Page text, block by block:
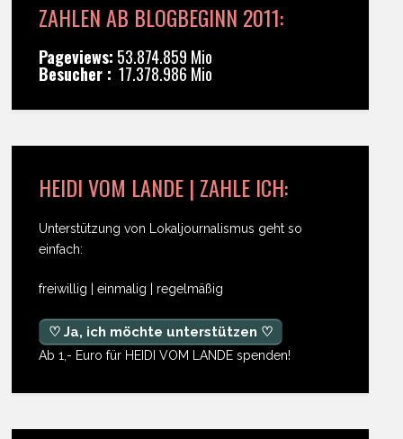
ZAHLEN AB BLOGBEGINN 2011:
Pageviews: 53.874.859 Mio
Besucher : 17.378.986 Mio
HEIDI VOM LANDE | ZAHLE ICH:
Unterstützung von Lokaljournalismus geht so
einfach:
freiwillig | einmalig | regelmäßig
♡ Ja, ich möchte unterstützen ♡
Ab 1,- Euro für HEIDI VOM LANDE spenden!